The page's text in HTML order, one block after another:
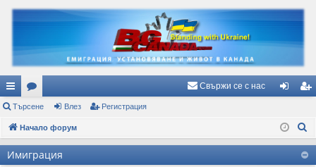
ъ
рз
и
ор
ум
Свържи се с нас
з ис
тр
Търсене Влез Регистрация
Начало форум
Имиграция